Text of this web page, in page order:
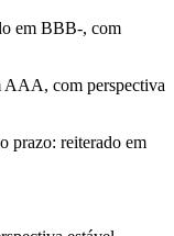
em BBB-, com
AAA, com perspectiva
prazo: reiterado em